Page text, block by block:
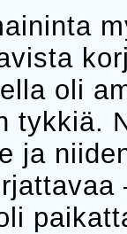
oli
tykkiä.
ja